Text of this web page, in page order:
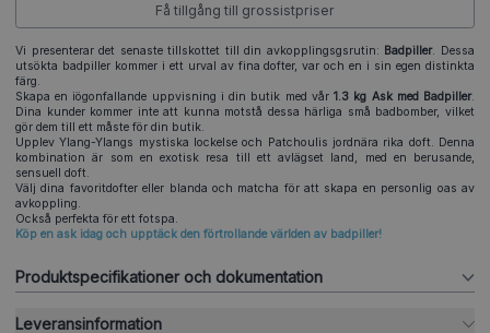
Få tillgång till grossistpriser
Vi presenterar det senaste tillskottet till din avkopplingsgsrutin: Badpiller. Dessa
utsökta badpiller kommer i ett urval av fina dofter, var och en i sin egen distinkta
färg.
Skapa en iögonfallande uppvisning i din butik med vår1.3 kg Ask med Badpiller.
Dina kunder kommer inte att kunna motstå dessa härliga små badbomber, vilket
gör dem till ett måste för din butik.
Upplev Ylang-Ylangs mystiska lockelse och Patchoulis jordnära rika doft. Denna
kombination är som en exotisk resa till ett avlägset land, med en berusande,
sensuell doft.
Välj dina favoritdofter eller blanda och matcha för att skapa en personlig oas av
avkoppling.
Också perfekta för ett fotspa.
Köp en ask idag och upptäck den förtrollande världen av badpiller!
Produktspecifikationer och dokumentation
Leveransinformation